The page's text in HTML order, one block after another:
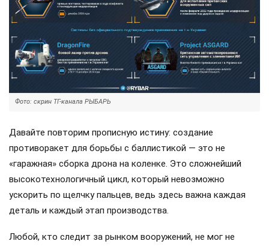
Фото: скрин ТГ-канала РЫБАРЬ
Давайте повторим прописную истину: создание
противоракет для борьбы с баллистикой — это не
«гаражная» сборка дрона на коленке. Это сложнейший
высокотехнологичный цикл, который невозможно
ускорить по щелчку пальцев, ведь здесь важна каждая
деталь и каждый этап производства.
Любой, кто следит за рынком вооружений, не мог не